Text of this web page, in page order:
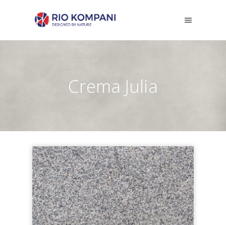
Crema Julia